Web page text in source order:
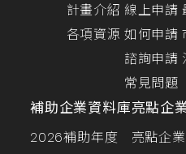
計畫介紹
各項資源
線上申請
如何申請
諮詢申請
常見問題
補助企業資料庫
2026補助年度
亮點企
亮點企業